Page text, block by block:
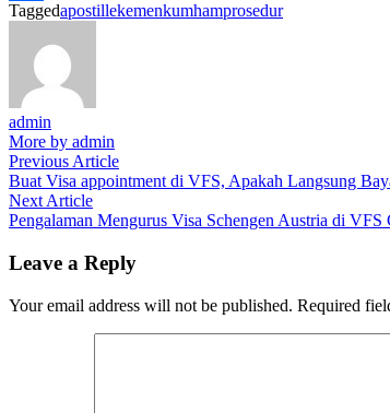
Share
Taggedapostillekemenkumhamprosedur
admin
More by admin
Post
navigation
Previous ArticlePrevious
article:
Buat Visa appointment di VFS, Apakah Langsung
Next ArticleNext
article:
Pengalaman Mengurus Visa Schengen Austria di VFS
Leave a Reply
Your email address will not be published. Required